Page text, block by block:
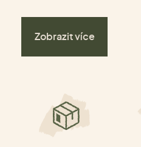
Zobrazit více